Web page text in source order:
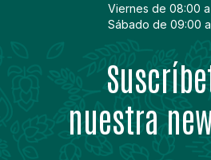
Viernes de 08:00 a
Sábado de 09:00 a
nuestra